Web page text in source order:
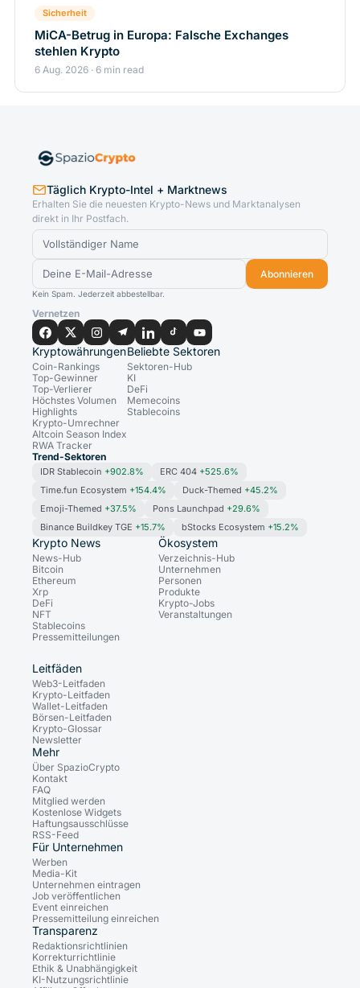
Sicherheit
MiCA-Betrug in Europa: Falsche Exchanges
stehlen Krypto
6 Aug. 2026 · 6 min read
Täglich Krypto-Intel + Marktnews
Erhalten Sie die neuesten Krypto-News und Marktanalysen
direkt in Ihr Postfach.
Abonnieren
Kein Spam. Jederzeit abbestellbar.
Vernetzen
Kryptowährungen
Coin-Rankings
Top-Gewinner
Top-Verlierer
Höchstes Volumen
Highlights
Krypto-Umrechner
Altcoin Season Index
RWA Tracker
Beliebte Sektoren
Sektoren-Hub
KI
DeFi
Memecoins
Stablecoins
Trend-Sektoren
IDR Stablecoin +902.8% ERC 404 +525.6%
Time.fun Ecosystem +154.4% Duck-Themed +45.2%
Emoji-Themed +37.5% Pons Launchpad +29.6%
Binance Buildkey TGE +15.7% bStocks Ecosystem +15.2%
Krypto News
News-Hub
Bitcoin
Ethereum
Xrp
DeFi
NFT
Stablecoins
Pressemitteilungen
Ökosystem
Verzeichnis-Hub
Unternehmen
Personen
Produkte
Krypto-Jobs
Veranstaltungen
Leitfäden
Web3-Leitfaden
Krypto-Leitfaden
Wallet-Leitfaden
Börsen-Leitfaden
Krypto-Glossar
Newsletter
Mehr
Über SpazioCrypto
Kontakt
FAQ
Mitglied werden
Kostenlose Widgets
Haftungsausschlüsse
RSS-Feed
Für Unternehmen
Werben
Media-Kit
Unternehmen eintragen
Job veröffentlichen
Event einreichen
Pressemitteilung einreichen
Transparenz
Redaktionsrichtlinien
Korrekturrichtlinie
Ethik & Unabhängigkeit
KI-Nutzungsrichtlinie